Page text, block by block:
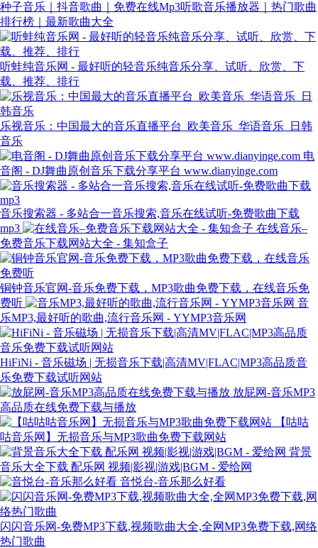
种子音乐｜抖音歌曲｜免费在线Mp3听歌音乐播放器｜热门歌曲
排行榜｜最新歌曲大全
听蛙纯音乐网 - 最好听的轻音乐纯音乐分享、试听、欣赏、下
载、推荐、排行
乐视音乐：中国最大的音乐直播平台_欧美音乐_华语音乐_日韩
音乐
电
音阁 - DJ舞曲原创音乐下载分享平台 www.dianyinge.com
音乐搜索器 - 多站合一音乐搜索,音乐在线试听-免费歌曲下载
mp3
在线音乐–
免费音乐下载网站大全 - 集知盒子
铜钟音乐官网-音乐免费下载，MP3歌曲免费下载，在线音乐免
费听
音
乐MP3,最好听的歌曲,流行音乐网 - YYMP3音乐网
HiFiNi - 音乐磁场 | 无损音乐下载|高清MV|FLAC|MP3高品质音
乐免费下载试听网站
放屁网-音乐MP3
高品质在线免费下载与播放
【咕咕
咕音乐网】无损音乐与MP3歌曲免费下载网站
背景
音乐大全下载 配乐网 视频|影视|游戏|BGM - 爱给网
音悦台-音乐那么好看
闪闪音乐网-免费MP3下载,视频歌曲大全,全网MP3免费下载,网络
热门歌曲